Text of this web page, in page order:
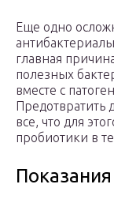
Еще одно
главная
полезных
вместе с
Предотвратить
все, что для
пробиотики в